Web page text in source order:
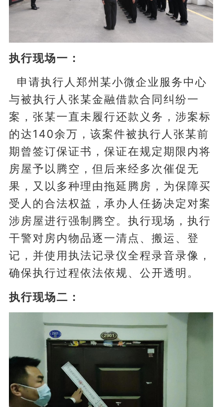
执行现场一：
申请执行人郑州某小微企业服务中心
与被执行人张某金融借款合同纠纷一
案，张某一直未履行还款义务，涉案标
的达140余万，该案件被执行人张某前
期曾签订保证书，保证在规定期限内将
房屋予以腾空，但后来经多次催促无
果，又以多种理由拖延腾房，为保障买
受人的合法权益，承办人任扬决定对案
涉房屋进行强制腾空。执行现场，执行
干警对房内物品逐一清点、搬运、登
记，并使用执法记录仪全程录音录像，
确保执行过程依法依规、公开透明。
执行现场二：